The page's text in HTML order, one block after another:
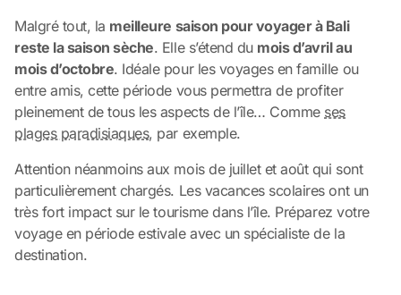
Malgré tout, la meilleure saison pour voyager à Bali
reste la saison sèche. Elle s’étend du mois d’avril au
mois d’octobre. Idéale pour les voyages en famille ou
entre amis, cette période vous permettra de profiter
pleinement de tous les aspects de l’île… Comme ses
plages paradisiaques, par exemple.
Attention néanmoins aux mois de juillet et août qui sont
particulièrement chargés. Les vacances scolaires ont un
très fort impact sur le tourisme dans l’île. Préparez votre
voyage en période estivale avec un spécialiste de la
destination.